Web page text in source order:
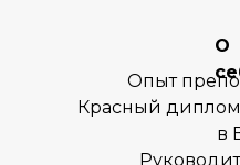
О
Опыт
Красный
в